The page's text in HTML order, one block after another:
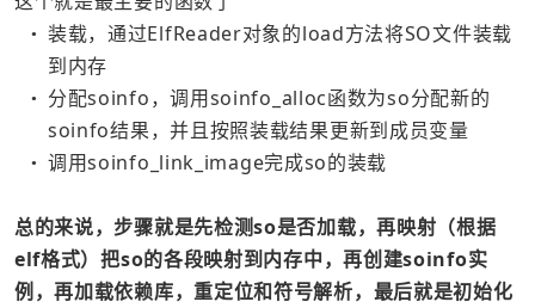
●
装载，通过ElfReader对象的load方法将SO文件装载
到内存
●
分配soinfo，调用soinfo_alloc函数为so分配新的
soinfo结果，并且按照装载结果更新到成员变量
● 调用soinfo_link_image完成so的装载
总的来说，步骤就是先检测so是否加载，再映射（根据
elf格式）把so的各段映射到内存中，再创建soinfo实
例，再加载依赖库，重定位和符号解析，最后就是初始化